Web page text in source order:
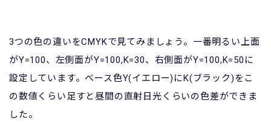
3つの色の違いをCMYKで見てみましょう。一番明るい上面
がY=100、左側面がY=100,K=30、右側面がY=100,K=50に
設定しています。ベース色Y(イエロー)にK(ブラック)をこ
の数値くらい足すと昼間の直射日光くらいの色差ができま
した。